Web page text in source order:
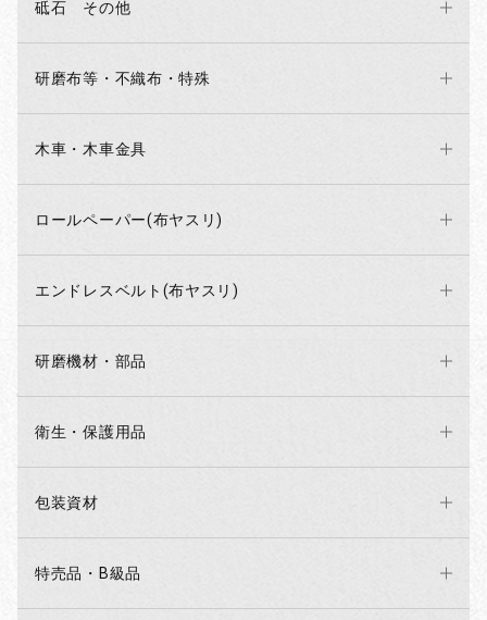
砥石 その他
研磨布等・不織布・特殊
木車・木車金具
ロールペーパー(布ヤスリ)
エンドレスベルト(布ヤスリ)
研磨機材・部品
衛生・保護用品
包装資材
特売品・B級品
お買い物を続ける